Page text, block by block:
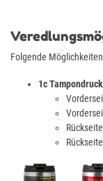
Folgende
1c